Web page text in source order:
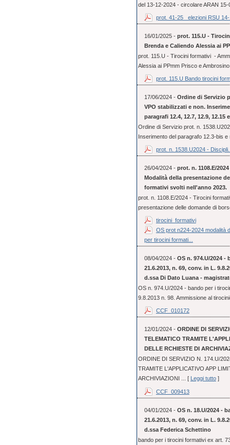
del 13-12-2024 - circolare ARAN 15-
prot. 41-25_ elezioni RSU
16/01/2025 - prot. 115.U -
Brenda e Caliendo Alessia ai
prot. 115.U - Tirocini formativi -
Alessia ai PPmm Prisco e Ambrosino
prot. 115.U Bando tirocini
17/06/2024 - Ordine di Servizio
VPO stabilizzati e non.
paragrafi 12.4, 12.7, 12.9,
Ordine di Servizio prot. n.
Inserimento del paragrafo 12.3-bis
prot. n. 1538.U2024 -
26/04/2024 - prot. n. 1108.E/
Modalità della presentazione
formativi svolti nell'anno 2023.
prot. n. 1108.E/2024 - Tirocini
presentazione delle domande di
tirocini_formativi
OS prot n224-2024 modalità
per tirocini formati...
08/04/2024 - OS n. 974.U/2024
21.6.2013, n. 69, conv. in L.
d.ssa Di Dato Luana -
OS n. 974.U/2024 - bando per i
9.8.2013 n. 98. Ammissione al
CCF_010172
12/01/2024 - ORDINE DI
TELEMATICO TRAMITE
DELLE RCHIESTE DI
ORDINE DI SERVIZIO N. 174.U/
TRAMITE L'APPLICATIVO APP
ARCHIVIAZIONI ... [ Leggi tutto]
CCF_009413
04/01/2024 - OS n. 18.U/2024 -
21.6.2013, n. 69, conv. in L.
d.ssa Federica Schettino
bando per i tirocini formativi ex art.